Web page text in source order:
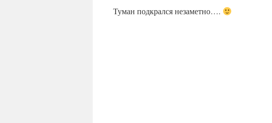
Туман подкрался незаметно….